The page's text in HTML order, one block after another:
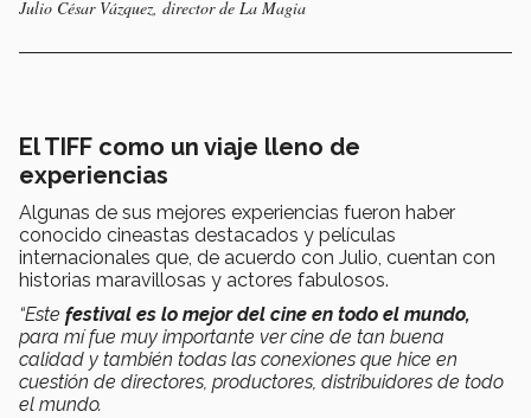
Julio César Vázquez, director de La Magia
El TIFF como un viaje lleno de
experiencias
Algunas de sus mejores experiencias fueron haber
conocido cineastas destacados y películas
internacionales que, de acuerdo con Julio, cuentan con
historias maravillosas y actores fabulosos.
“Este festival es lo mejor del cine en todo el mundo,
para mí fue muy importante ver cine de tan buena
calidad y también todas las conexiones que hice en
cuestión de directores, productores, distribuidores de todo
el mundo.